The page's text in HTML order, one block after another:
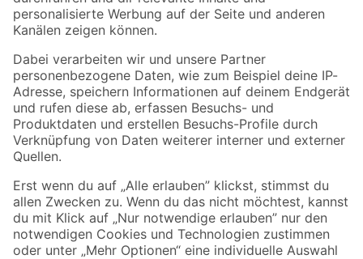
Folge uns
Zahlungsarten Versandarten
Sicher einkaufen
Jetzt die toom-App herunterladen